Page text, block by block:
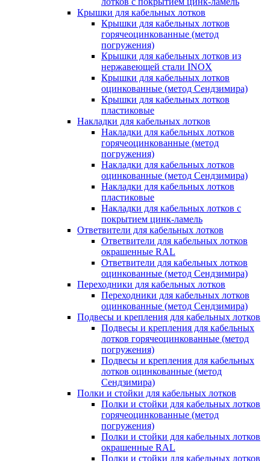
Крышки для кабельных лотков
Крышки для кабельных лотков
горячеоцинкованные (метод
погружения)
Крышки для кабельных лотков из
нержавеющей стали INOX
Крышки для кабельных лотков
оцинкованные (метод Сендзимира)
Крышки для кабельных лотков
пластиковые
Накладки для кабельных лотков
Накладки для кабельных лотков
горячеоцинкованные (метод
погружения)
Накладки для кабельных лотков
оцинкованные (метод Сендзимира)
Накладки для кабельных лотков
пластиковые
Накладки для кабельных лотков с
покрытием цинк-ламель
Ответвители для кабельных лотков
Ответвители для кабельных лотков
окрашенные RAL
Ответвители для кабельных лотков
оцинкованные (метод Сендзимира)
Переходники для кабельных лотков
Переходники для кабельных лотков
оцинкованные (метод Сендзимира)
Подвесы и крепления для кабельных лотков
Подвесы и крепления для кабельных
лотков горячеоцинкованные (метод
погружения)
Подвесы и крепления для кабельных
лотков оцинкованные (метод
Сендзимира)
Полки и стойки для кабельных лотков
Полки и стойки для кабельных лотков
горячеоцинкованные (метод
погружения)
Полки и стойки для кабельных лотков
окрашенные RAL
Полки и стойки для кабельных лотков